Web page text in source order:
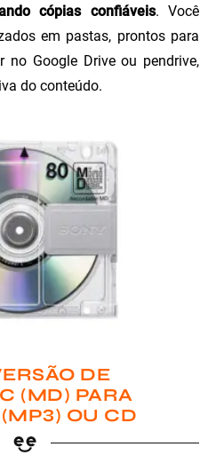
cópias confiáveis. Você
em pastas, prontos para
no Google Drive ou pendrive,
do conteúdo.
DE
(MD) PARA
OU CD